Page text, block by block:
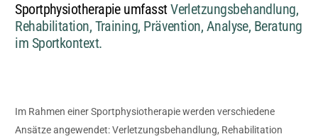
Sportphysiotherapie umfasstVerletzungsbehandlung,
Rehabilitation, Training, Prävention, Analyse, Beratung
im Sportkontext.
Im Rahmen einer Sportphysiotherapie werden verschiedene
Ansätze angewendet: Verletzungsbehandlung, Rehabilitation